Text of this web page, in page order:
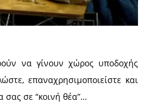
να γίνουν χώρος υποδοχής
επαναχρησιμοποιείστε και
σας σε “κοινή θέα”…